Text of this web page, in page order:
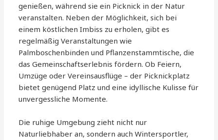
genießen, während sie ein Picknick in der Natur
veranstalten. Neben der Möglichkeit, sich bei
einem köstlichen Imbiss zu erholen, gibt es
regelmäßig Veranstaltungen wie
Palmboschenbinden und Pflanzenstammtische, die
das Gemeinschaftserlebnis fördern. Ob Feiern,
Umzüge oder Vereinsausflüge – der Picknickplatz
bietet genügend Platz und eine idyllische Kulisse für
unvergessliche Momente.
Die ruhige Umgebung zieht nicht nur
Naturliebhaber an, sondern auch Wintersportler,